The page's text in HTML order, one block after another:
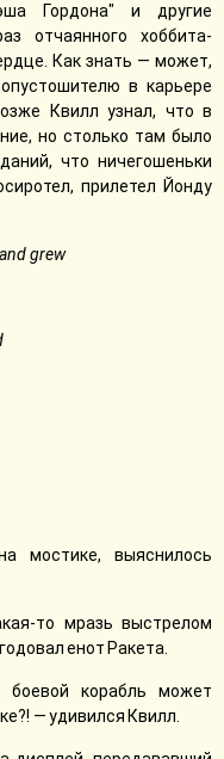
Гордона" и другие
отчаянного хоббита-
Как знать — может,
в карьере
Квилл узнал, что в
но столько там было
что ничегошеньки
прилетел Йонду
grew
мостике, выяснилось
то мразь выстрелом
енот Ракета.
корабль может
— удивился Квилл.